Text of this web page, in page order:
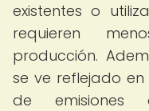
existentes o
requieren
producción.
se ve reflejado
de